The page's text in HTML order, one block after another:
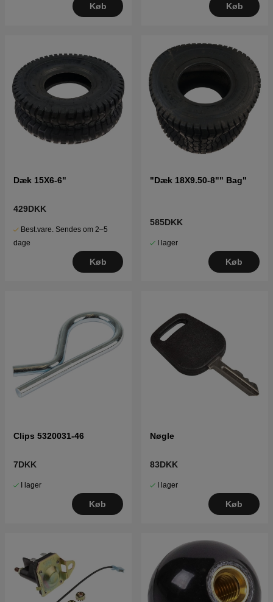
Køb Køb
Dæk 15X6-6"
429DKK
Best.vare. Sendes om 2–5
dage
Køb
"Dæk 18X9.50-8"" Bag"
585DKK
I lager
Køb
Clips 5320031-46
7DKK
I lager
Køb
Nøgle
83DKK
I lager
Køb